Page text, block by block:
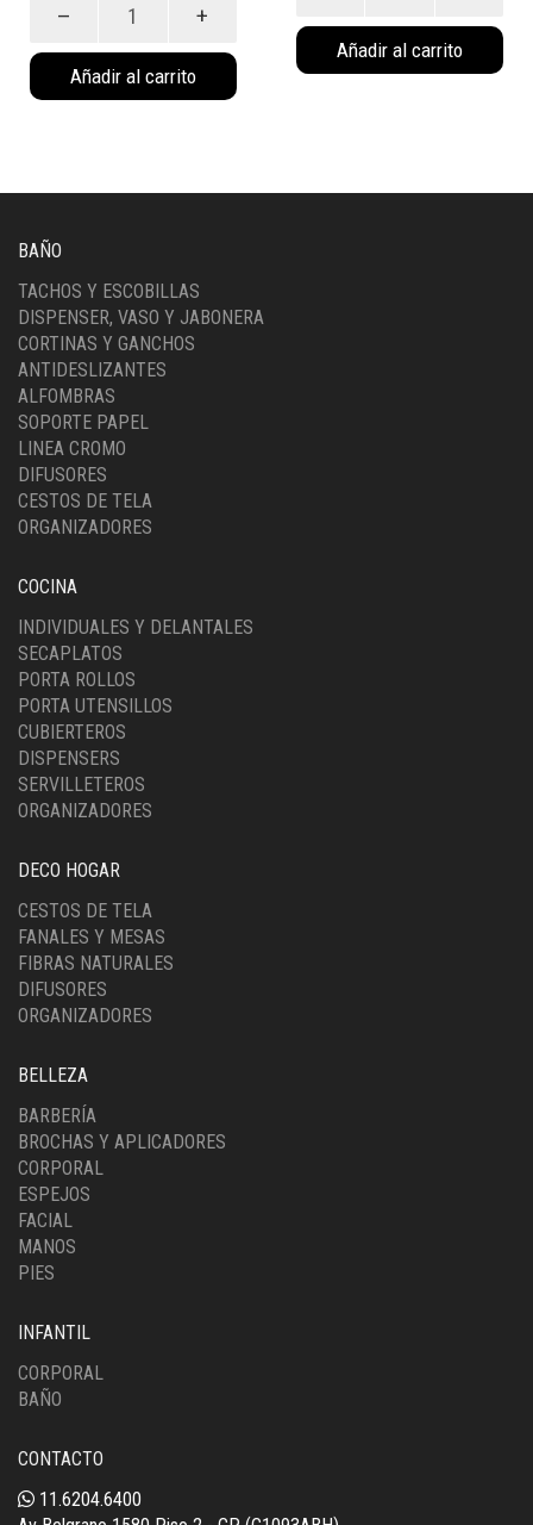
Cristal
(Vaso)
(6021)
Añadir al carrito
Relax
(Vaso)
(6035)
Añadir al carrito
BAÑO
TACHOS Y ESCOBILLAS
DISPENSER, VASO Y JABONERA
CORTINAS Y GANCHOS
ANTIDESLIZANTES
ALFOMBRAS
SOPORTE PAPEL
LINEA CROMO
DIFUSORES
CESTOS DE TELA
ORGANIZADORES
COCINA
INDIVIDUALES Y DELANTALES
SECAPLATOS
PORTA ROLLOS
PORTA UTENSILLOS
CUBIERTEROS
DISPENSERS
SERVILLETEROS
ORGANIZADORES
DECO HOGAR
CESTOS DE TELA
FANALES Y MESAS
FIBRAS NATURALES
DIFUSORES
ORGANIZADORES
BELLEZA
BARBERÍA
BROCHAS Y APLICADORES
CORPORAL
ESPEJOS
FACIAL
MANOS
PIES
INFANTIL
CORPORAL
BAÑO
CONTACTO
11.6204.6400